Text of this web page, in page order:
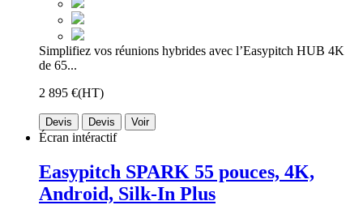
Simplifiez vos réunions hybrides avec l’Easypitch HUB 4K
de 65...
2 895 €(HT)
Devis Devis Voir
Écran intéractif
Easypitch SPARK 55 pouces, 4K,
Android, Silk-In Plus